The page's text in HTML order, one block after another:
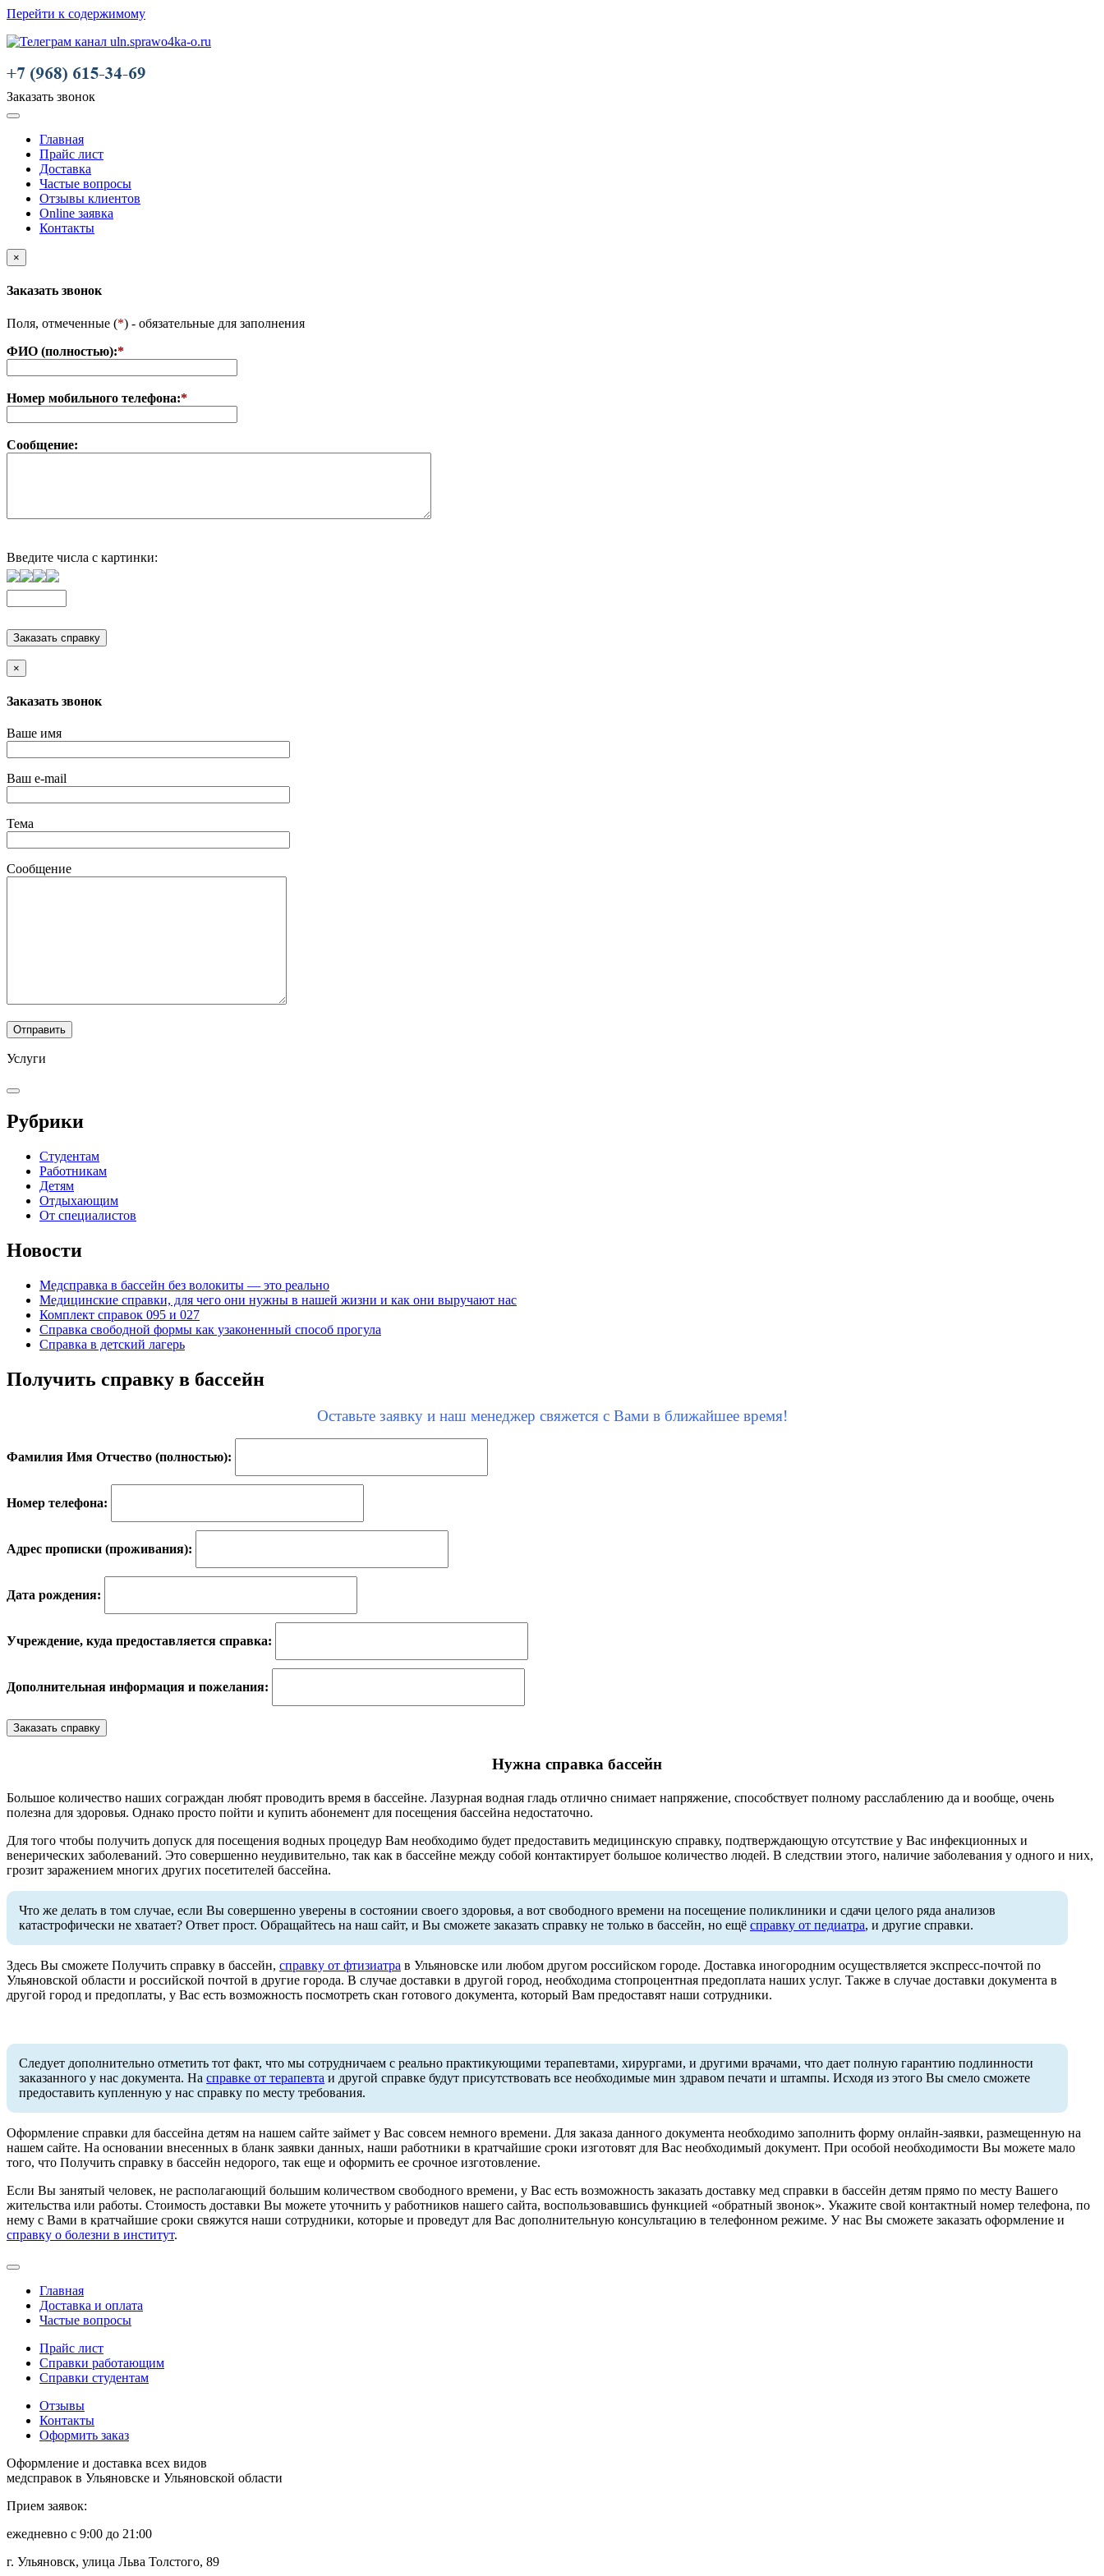
Перейти к содержимому
Заказать звонок
Главная
Прайс лист
Доставка
Частые вопросы
Отзывы клиентов
Online заявка
Контакты
×
Заказать звонок
Поля, отмеченные (*) - обязательные для заполнения
ФИО (полностью):*
Номер мобильного телефона:*
Сообщение:
Введите числа с картинки:
×
Заказать звонок
Ваше имя
Ваш e-mail
Тема
Сообщение
Услуги
Рубрики
Студентам
Работникам
Детям
Отдыхающим
От специалистов
Новости
Медсправка в бассейн без волокиты — это реально
Медицинские справки, для чего они нужны в нашей жизни и как они выручают нас
Комплект справок 095 и 027
Справка свободной формы как узаконенный способ прогула
Справка в детский лагерь
Получить справку в бассейн
Оставьте заявку и наш менеджер свяжется с Вами в ближайшее время!
Фамилия Имя Отчество (полностью):
Номер телефона:
Адрес прописки (проживания):
Дата рождения:
Учреждение, куда предоставляется справка:
Дополнительная информация и пожелания:
Нужна справка бассейн
Большое количество наших сограждан любят проводить время в бассейне. Лазурная водная гладь отлично снимает напряжение, способствует полному расслаблению да и вообще, очень
полезна для здоровья. Однако просто пойти и купить абонемент для посещения бассейна недостаточно.
Для того чтобы получить допуск для посещения водных процедур Вам необходимо будет предоставить медицинскую справку, подтверждающую отсутствие у Вас инфекционных и
венерических заболеваний. Это совершенно неудивительно, так как в бассейне между собой контактирует большое количество людей. В следствии этого, наличие заболевания у одного и них,
грозит заражением многих других посетителей бассейна.
Что же делать в том случае, если Вы совершенно уверены в состоянии своего здоровья, а вот свободного времени на посещение поликлиники и сдачи целого ряда анализов
катастрофически не хватает? Ответ прост. Обращайтесь на наш сайт, и Вы сможете заказать справку не только в бассейн, но ещё справку от педиатра, и другие справки.
Здесь Вы сможете Получить справку в бассейн, справку от фтизиатра в Ульяновске или любом другом российском городе. Доставка иногородним осуществляется экспресс-почтой по
Ульяновской области и российской почтой в другие города. В случае доставки в другой город, необходима стопроцентная предоплата наших услуг. Также в случае доставки документа в
другой город и предоплаты, у Вас есть возможность посмотреть скан готового документа, который Вам предоставят наши сотрудники.
Следует дополнительно отметить тот факт, что мы сотрудничаем с реально практикующими терапевтами, хирургами, и другими врачами, что дает полную гарантию подлинности
заказанного у нас документа. На справке от терапевта и другой справке будут присутствовать все необходимые мин здравом печати и штампы. Исходя из этого Вы смело сможете
предоставить купленную у нас справку по месту требования.
Оформление справки для бассейна детям на нашем сайте займет у Вас совсем немного времени. Для заказа данного документа необходимо заполнить форму онлайн-заявки, размещенную на
нашем сайте. На основании внесенных в бланк заявки данных, наши работники в кратчайшие сроки изготовят для Вас необходимый документ. При особой необходимости Вы можете мало
того, что Получить справку в бассейн недорого, так еще и оформить ее срочное изготовление.
Если Вы занятый человек, не располагающий большим количеством свободного времени, у Вас есть возможность заказать доставку мед справки в бассейн детям прямо по месту Вашего
жительства или работы. Стоимость доставки Вы можете уточнить у работников нашего сайта, воспользовавшись функцией «обратный звонок». Укажите свой контактный номер телефона, по
нему с Вами в кратчайшие сроки свяжутся наши сотрудники, которые и проведут для Вас дополнительную консультацию в телефонном режиме. У нас Вы сможете заказать оформление и
справку о болезни в институт.
Главная
Доставка и оплата
Частые вопросы
Прайс лист
Справки работающим
Справки студентам
Отзывы
Контакты
Оформить заказ
Оформление и доставка всех видов
медсправок в Ульяновске и Ульяновской области
Прием заявок:
ежедневно с 9:00 до 21:00
г. Ульяновск, улица Льва Толстого, 89